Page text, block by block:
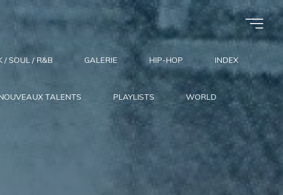
/ SOUL / R&B GALERIE HIP-HOP INDEX
TALENTS PLAYLISTS WORLD